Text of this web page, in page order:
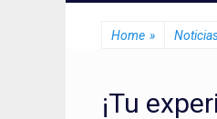
Home »
¡Tu